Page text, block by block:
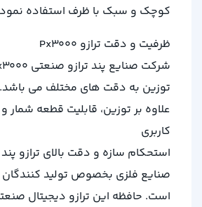
کوچک و سبک با ظرف استفاده
ظرفیت و دقت ترازو Px3000
علاوه بر توزین، قابلیت قطعه شمار
کاربری
صنایع فلزی بخصوص تولید